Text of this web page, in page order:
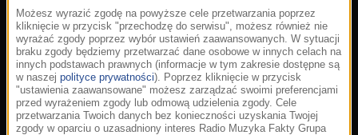
Możesz wyrazić zgodę na powyższe cele przetwarzania poprzez
kliknięcie w przycisk "przechodzę do serwisu", możesz również nie
wyrażać zgody poprzez wybór ustawień zaawansowanych. W sytuacji
braku zgody będziemy przetwarzać dane osobowe w innych celach na
innych podstawach prawnych (informacje w tym zakresie dostępne są
w naszej polityce prywatności). Poprzez kliknięcie w przycisk
"ustawienia zaawansowane" możesz zarządzać swoimi preferencjami
przed wyrażeniem zgody lub odmową udzielenia zgody. Cele
przetwarzania Twoich danych bez konieczności uzyskania Twojej
zgody w oparciu o uzasadniony interes Radio Muzyka Fakty Grupa